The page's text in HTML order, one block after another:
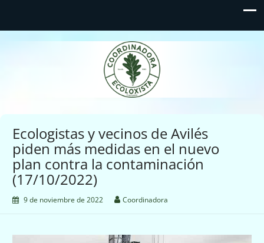
Coordinadora Ecoloxista
d'Asturies
Ecologistas y vecinos de Avilés
piden más medidas en el nuevo
plan contra la contaminación
(17/10/2022)
9 de noviembre de 2022 Coordinadora